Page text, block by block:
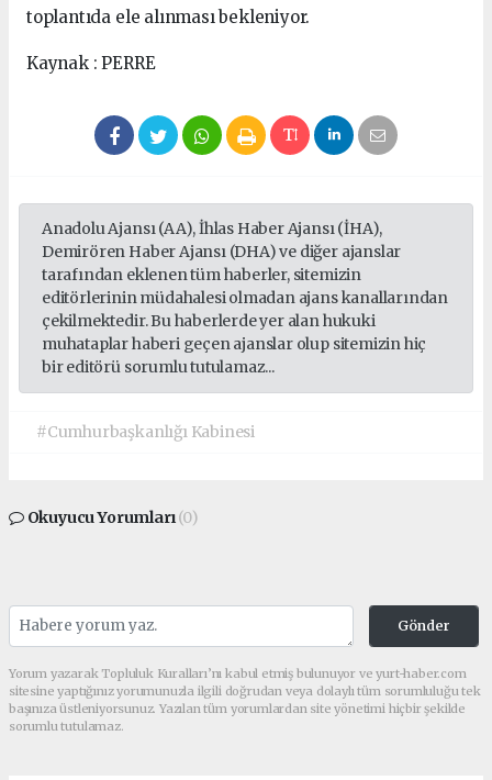
toplantıda ele alınması bekleniyor.
Kaynak : PERRE
Anadolu Ajansı (AA), İhlas Haber Ajansı (İHA),
Demirören Haber Ajansı (DHA) ve diğer ajanslar
tarafından eklenen tüm haberler, sitemizin
editörlerinin müdahalesi olmadan ajans kanallarından
çekilmektedir. Bu haberlerde yer alan hukuki
muhataplar haberi geçen ajanslar olup sitemizin hiç
bir editörü sorumlu tutulamaz...
#Cumhurbaşkanlığı Kabinesi
Okuyucu Yorumları(0)
Gönder
Yorum yazarak Topluluk Kuralları’nı kabul etmiş bulunuyor ve yurt-haber.com
sitesine yaptığınız yorumunuzla ilgili doğrudan veya dolaylı tüm sorumluluğu tek
başınıza üstleniyorsunuz. Yazılan tüm yorumlardan site yönetimi hiçbir şekilde
sorumlu tutulamaz.